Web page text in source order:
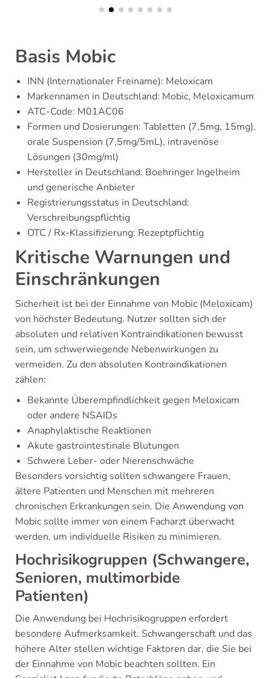
Basis Mobic
INN (Internationaler Freiname): Meloxicam
Markennamen in Deutschland: Mobic, Meloxicamum
ATC-Code: M01AC06
Formen und Dosierungen: Tabletten (7,5mg, 15mg),
orale Suspension (7,5mg/5mL), intravenöse
Lösungen (30mg/ml)
Hersteller in Deutschland: Boehringer Ingelheim
und generische Anbieter
Registrierungsstatus in Deutschland:
Verschreibungspflichtig
OTC / Rx-Klassifizierung: Rezeptpflichtig
Kritische Warnungen und
Einschränkungen
Sicherheit ist bei der Einnahme von Mobic (Meloxicam)
von höchster Bedeutung. Nutzer sollten sich der
absoluten und relativen Kontraindikationen bewusst
sein, um schwerwiegende Nebenwirkungen zu
vermeiden. Zu den absoluten Kontraindikationen
zählen:
Bekannte Überempfindlichkeit gegen Meloxicam
oder andere NSAIDs
Anaphylaktische Reaktionen
Akute gastrointestinale Blutungen
Schwere Leber- oder Nierenschwäche
Besonders vorsichtig sollten schwangere Frauen,
ältere Patienten und Menschen mit mehreren
chronischen Erkrankungen sein. Die Anwendung von
Mobic sollte immer von einem Facharzt überwacht
werden, um individuelle Risiken zu minimieren.
Hochrisikogruppen (Schwangere,
Senioren, multimorbide
Patienten)
Die Anwendung bei Hochrisikogruppen erfordert
besondere Aufmerksamkeit. Schwangerschaft und das
höhere Alter stellen wichtige Faktoren dar, die Sie bei
der Einnahme von Mobic beachten sollten. Ein